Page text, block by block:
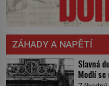
ZÁHADY A NAPĚTÍ
Slavná
Modlí